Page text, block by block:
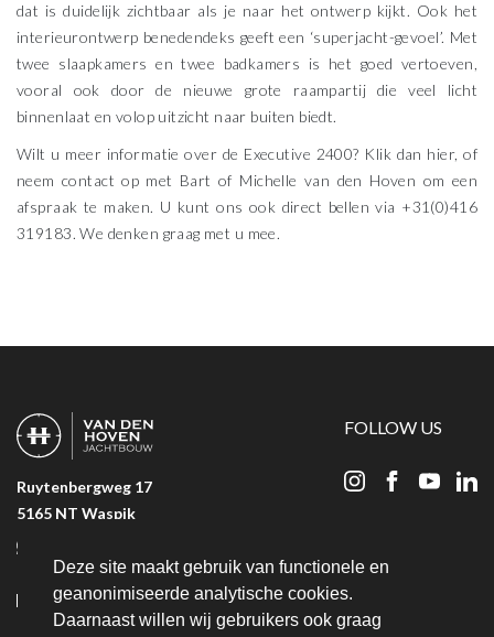
Deze site maakt gebruik van functionele en
geanonimiseerde analytische cookies.
Daarnaast willen wij gebruikers ook graag
dat is duidelijk zichtbaar als je naar het ontwerp kijkt. Ook het
interieurontwerp benedendeks geeft een ‘superjacht-gevoel’. Met
twee slaapkamers en twee badkamers is het goed vertoeven,
vooral ook door de nieuwe grote raampartij die veel licht
binnenlaat en volop uitzicht naar buiten biedt.
Wilt u meer informatie over de Executive 2400? Klik dan hier, of
neem contact op met Bart of Michelle van den Hoven om een
afspraak te maken. U kunt ons ook direct bellen via +31(0)416
319183. We denken graag met u mee.
Ruytenbergweg 17
5165 NT Waspik
+31 (0) 416 319 183
info@bvandenhovenjachtbouw.nl
FOLLOW US